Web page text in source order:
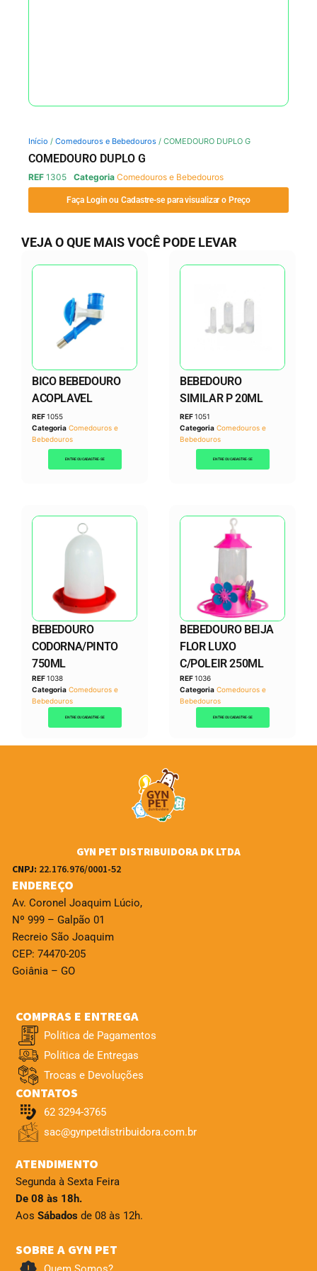
Início / Comedouros e Bebedouros / COMEDOURO DUPLO G
COMEDOURO DUPLO G
REF 1305 Categoria Comedouros e Bebedouros
Faça Login ou Cadastre-se para visualizar o Preço
VEJA O QUE MAIS VOCÊ PODE LEVAR
BICO BEBEDOURO
ACOPLAVEL
REF1055
Categoria Comedouros e
Bebedouros
ENTRE OU CADASTRE-SE
BEBEDOURO
SIMILAR P 20ML
REF1051
Categoria Comedouros e
Bebedouros
ENTRE OU CADASTRE-SE
BEBEDOURO
CODORNA/PINTO
750ML
REF1038
Categoria Comedouros e
Bebedouros
ENTRE OU CADASTRE-SE
BEBEDOURO BEIJA
FLOR LUXO
C/POLEIR 250ML
REF1036
Categoria Comedouros e
Bebedouros
ENTRE OU CADASTRE-SE
GYN PET DISTRIBUIDORA DK LTDA
CNPJ: 22.176.976/0001-52
ENDEREÇO
Av. Coronel Joaquim Lúcio,
Nº 999 – Galpão 01
Recreio São Joaquim
CEP: 74470-205
Goiânia – GO
COMPRAS E ENTREGA
Política de Pagamentos
Política de Entregas
Trocas e Devoluções
CONTATOS
62 3294-3765
sac@gynpetdistribuidora.com.br
ATENDIMENTO
Segunda à Sexta Feira
De 08 às 18h.
Aos Sábados de 08 às 12h.
SOBRE A GYN PET